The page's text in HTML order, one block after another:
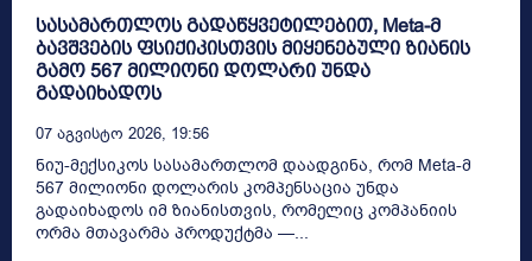
სასამართლოს გადაწყვეტილებით, Meta-მ
ბავშვების ფსიქიკისთვის მიყენებული ზიანის
გამო 567 მილიონი დოლარი უნდა
გადაიხადოს
07 Აგვისტო 2026, 19:56
ნიუ-მექსიკოს სასამართლომ დაადგინა, რომ Meta-მ
567 მილიონი დოლარის კომპენსაცია უნდა
გადაიხადოს იმ ზიანისთვის, რომელიც კომპანიის
ორმა მთავარმა პროდუქტმა —...